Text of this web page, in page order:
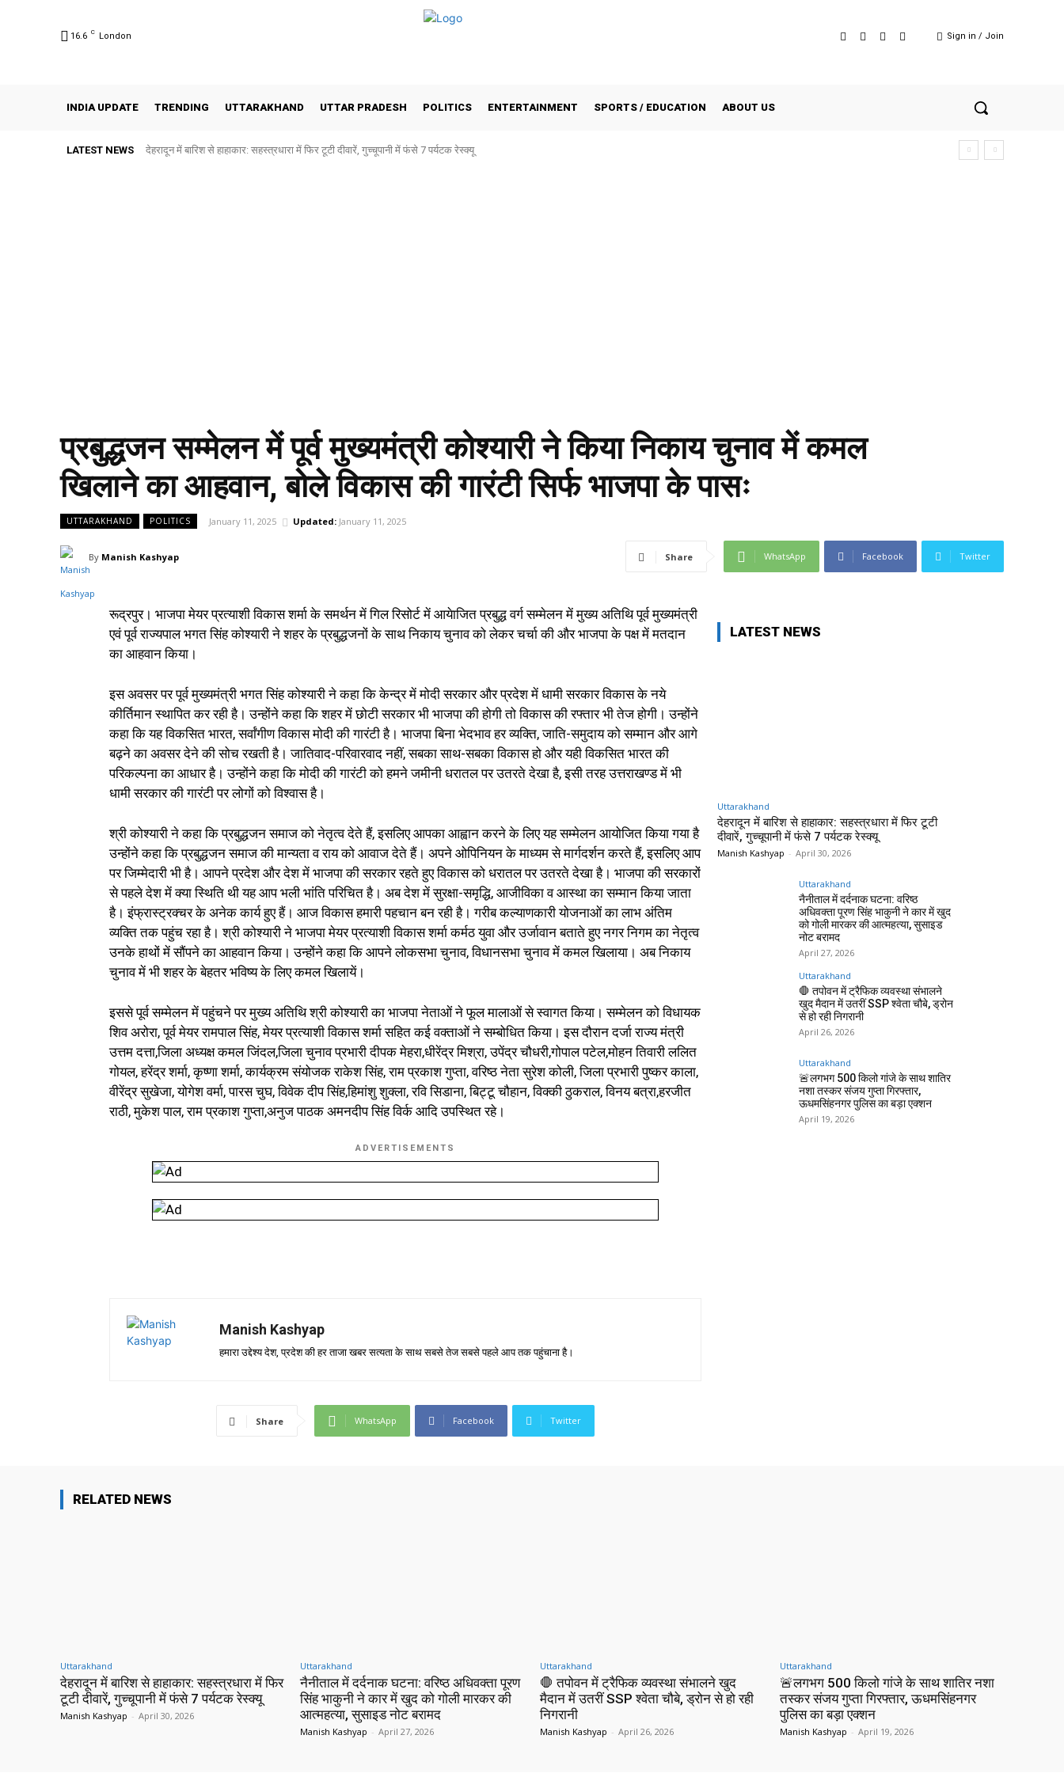
16.6 C London Sign in / Join
INDIA UPDATE TRENDING UTTARAKHAND UTTAR PRADESH POLITICS ENTERTAINMENT SPORTS / EDUCATION ABOUT US
LATEST NEWS देहरादून में बारिश से हाहाकार: सहस्त्रधारा में फिर टूटी दीवारें, गुच्चूपानी में फंसे 7 पर्यटक रेस्क्यू
प्रबुद्धजन सम्मेलन में पूर्व मुख्यमंत्री कोश्यारी ने किया निकाय चुनाव में कमल
खिलाने का आहवान, बोले विकास की गारंटी सिर्फ भाजपा के पासः
UTTARAKHAND POLITICS January 11, 2025 Updated: January 11, 2025
By Manish Kashyap Share WhatsApp Facebook Twitter
रूद्रपुर। भाजपा मेयर प्रत्याशी विकास शर्मा के समर्थन में गिल रिसोर्ट में आयेाजित प्रबुद्ध वर्ग सम्मेलन में मुख्य अतिथि पूर्व मुख्यमंत्री
एवं पूर्व राज्यपाल भगत सिंह कोश्यारी ने शहर के प्रबुद्धजनों के साथ निकाय चुनाव को लेकर चर्चा की और भाजपा के पक्ष में मतदान
का आहवान किया।
इस अवसर पर पूर्व मुख्यमंत्री भगत सिंह कोश्यारी ने कहा कि केन्द्र में मोदी सरकार और प्रदेश में धामी सरकार विकास के नये
कीर्तिमान स्थापित कर रही है। उन्होंने कहा कि शहर में छोटी सरकार भी भाजपा की होगी तो विकास की रफ्तार भी तेज होगी। उन्होंने
कहा कि यह विकसित भारत, सर्वांगीण विकास मोदी की गारंटी है। भाजपा बिना भेदभाव हर व्यक्ति, जाति-समुदाय को सम्मान और आगे
बढ़ने का अवसर देने की सोच रखती है। जातिवाद-परिवारवाद नहीं, सबका साथ-सबका विकास हो और यही विकसित भारत की
परिकल्पना का आधार है। उन्होंने कहा कि मोदी की गारंटी को हमने जमीनी धरातल पर उतरते देखा है, इसी तरह उत्तराखण्ड में भी
धामी सरकार की गारंटी पर लोगों को विश्वास है।
श्री कोश्यारी ने कहा कि प्रबुद्धजन समाज को नेतृत्व देते हैं, इसलिए आपका आह्वान करने के लिए यह सम्मेलन आयोजित किया गया है
उन्होंने कहा कि प्रबुद्धजन समाज की मान्यता व राय को आवाज देते हैं। अपने ओपिनियन के माध्यम से मार्गदर्शन करते हैं, इसलिए आप
पर जिम्मेदारी भी है। आपने प्रदेश और देश में भाजपा की सरकार रहते हुए विकास को धरातल पर उतरते देखा है। भाजपा की सरकारों
से पहले देश में क्या स्थिति थी यह आप भली भांति परिचित है। अब देश में सुरक्षा-समृद्धि, आजीविका व आस्था का सम्मान किया जाता
है। इंफ्रास्ट्रक्चर के अनेक कार्य हुए हैं। आज विकास हमारी पहचान बन रही है। गरीब कल्याणकारी योजनाओं का लाभ अंतिम
व्यक्ति तक पहुंच रहा है। श्री कोश्यारी ने भाजपा मेयर प्रत्याशी विकास शर्मा कर्मठ युवा और उर्जावान बताते हुए नगर निगम का नेतृत्व
उनके हाथों में सौंपने का आहवान किया। उन्होंने कहा कि आपने लोकसभा चुनाव, विधानसभा चुनाव में कमल खिलाया। अब निकाय
चुनाव में भी शहर के बेहतर भविष्य के लिए कमल खिलायें।
इससे पूर्व सम्मेलन में पहुंचने पर मुख्य अतिथि श्री कोश्यारी का भाजपा नेताओं ने फूल मालाओं से स्वागत किया। सम्मेलन को विधायक
शिव अरोरा, पूर्व मेयर रामपाल सिंह, मेयर प्रत्याशी विकास शर्मा सहित कई वक्ताओं ने सम्बोधित किया। इस दौरान दर्जा राज्य मंत्री
उत्तम दत्ता,जिला अध्यक्ष कमल जिंदल,जिला चुनाव प्रभारी दीपक मेहरा,धीरेंद्र मिश्रा, उपेंद्र चौधरी,गोपाल पटेल,मोहन तिवारी ललित
गोयल, हरेंद्र शर्मा, कृष्णा शर्मा, कार्यक्रम संयोजक राकेश सिंह, राम प्रकाश गुप्ता, वरिष्ठ नेता सुरेश कोली, जिला प्रभारी पुष्कर काला,
वीरेंद्र सुखेजा, योगेश वर्मा, पारस चुघ, विवेक दीप सिंह,हिमांशु शुक्ला, रवि सिडाना, बिट्टू चौहान, विक्की ठुकराल, विनय बत्रा,हरजीत
राठी, मुकेश पाल, राम प्रकाश गुप्ता,अनुज पाठक अमनदीप सिंह विर्क आदि उपस्थित रहे।
ADVERTISEMENTS
Manish Kashyap
हमारा उद्देश्य देश, प्रदेश की हर ताजा खबर सत्यता के साथ सबसे तेज सबसे पहले आप तक पहुंचाना है।
Share WhatsApp Facebook Twitter
LATEST NEWS
Uttarakhand
देहरादून में बारिश से हाहाकार: सहस्त्रधारा में फिर टूटी
दीवारें, गुच्चूपानी में फंसे 7 पर्यटक रेस्क्यू
Manish Kashyap - April 30, 2026
Uttarakhand
नैनीताल में दर्दनाक घटना: वरिष्ठ
अधिवक्ता पूरण सिंह भाकुनी ने कार में खुद
को गोली मारकर की आत्महत्या, सुसाइड
नोट बरामद
April 27, 2026
Uttarakhand
🛑 तपोवन में ट्रैफिक व्यवस्था संभालने
खुद मैदान में उतरीं SSP श्वेता चौबे, ड्रोन
से हो रही निगरानी
April 26, 2026
Uttarakhand
🚨लगभग 500 किलो गांजे के साथ शातिर
नशा तस्कर संजय गुप्ता गिरफ्तार,
ऊधमसिंहनगर पुलिस का बड़ा एक्शन
April 19, 2026
RELATED NEWS
Uttarakhand
देहरादून में बारिश से हाहाकार: सहस्त्रधारा में फिर
टूटी दीवारें, गुच्चूपानी में फंसे 7 पर्यटक रेस्क्यू
Manish Kashyap - April 30, 2026
Uttarakhand
नैनीताल में दर्दनाक घटना: वरिष्ठ अधिवक्ता पूरण
सिंह भाकुनी ने कार में खुद को गोली मारकर की
आत्महत्या, सुसाइड नोट बरामद
Manish Kashyap - April 27, 2026
Uttarakhand
🛑 तपोवन में ट्रैफिक व्यवस्था संभालने खुद
मैदान में उतरीं SSP श्वेता चौबे, ड्रोन से हो रही
निगरानी
Manish Kashyap - April 26, 2026
Uttarakhand
🚨लगभग 500 किलो गांजे के साथ शातिर नशा
तस्कर संजय गुप्ता गिरफ्तार, ऊधमसिंहनगर
पुलिस का बड़ा एक्शन
Manish Kashyap - April 19, 2026